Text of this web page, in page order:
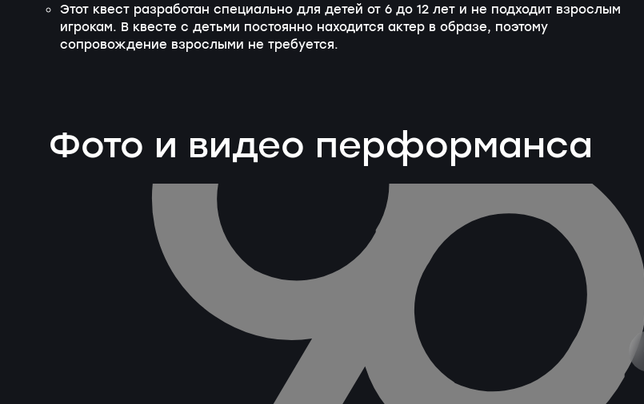
Этот квест разработан специально для детей от 6 до 12 лет и не подходит взрослым
игрокам. В квесте с детьми постоянно находится актер в образе, поэтому
сопровождение взрослыми не требуется.
Фото и видео перформанса